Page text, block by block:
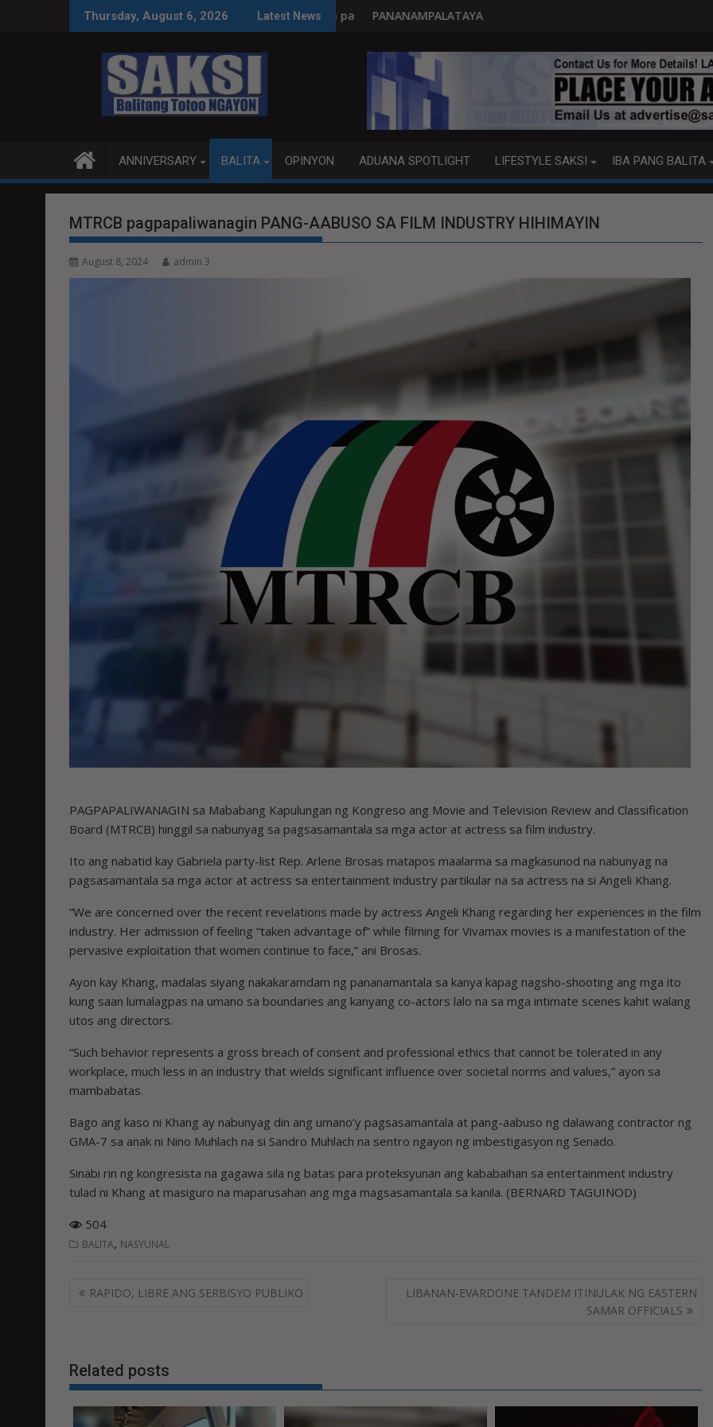
Thursday, August 6, 2026 Latest News
tamang paggastos susi sa pag-unladPANANAMPALATAYA
ANNIVERSARY BALITA OPINYON ADUANA SPOTLIGHT LIFESTYLE SAKSI IBA PANG BALITA
MTRCB pagpapaliwanagin PANG-AABUSO SA FILM INDUSTRY HIHIMAYIN
August 8, 2024 admin 3
PAGPAPALIWANAGIN sa Mababang Kapulungan ng Kongreso ang Movie and Television Review and Classification
Board (MTRCB) hinggil sa nabunyag sa pagsasamantala sa mga actor at actress sa film industry.
Ito ang nabatid kay Gabriela party-list Rep. Arlene Brosas matapos maalarma sa magkasunod na nabunyag na
pagsasamantala sa mga actor at actress sa entertainment industry partikular na sa actress na si Angeli Khang.
“We are concerned over the recent revelations made by actress Angeli Khang regarding her experiences in the film
industry. Her admission of feeling “taken advantage of” while filming for Vivamax movies is a manifestation of the
pervasive exploitation that women continue to face,” ani Brosas.
Ayon kay Khang, madalas siyang nakakaramdam ng pananamantala sa kanya kapag nagsho-shooting ang mga ito
kung saan lumalagpas na umano sa boundaries ang kanyang co-actors lalo na sa mga intimate scenes kahit walang
utos ang directors.
“Such behavior represents a gross breach of consent and professional ethics that cannot be tolerated in any
workplace, much less in an industry that wields significant influence over societal norms and values,” ayon sa
mambabatas.
Bago ang kaso ni Khang ay nabunyag din ang umano’y pagsasamantala at pang-aabuso ng dalawang contractor ng
GMA-7 sa anak ni Nino Muhlach na si Sandro Muhlach na sentro ngayon ng imbestigasyon ng Senado.
Sinabi rin ng kongresista na gagawa sila ng batas para proteksyunan ang kababaihan sa entertainment industry
tulad ni Khang at masiguro na maparusahan ang mga magsasamantala sa kanila. (BERNARD TAGUINOD)
504
BALITA, NASYUNAL
Post
RAPIDO, LIBRE ANG SERBISYO PUBLIKO
LIBANAN-EVARDONE TANDEM ITINULAK NG EASTERN
SAMAR OFFICIALS
Related posts